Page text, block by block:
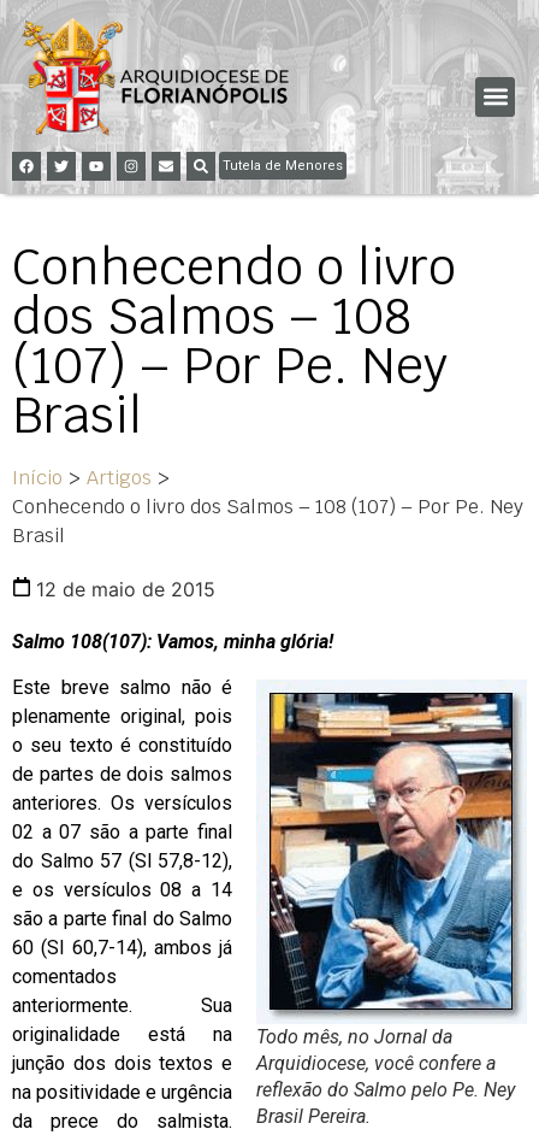
Tutela de Menores
Conhecendo o livro
dos Salmos – 108
(107) – Por Pe. Ney
Brasil
Início > Artigos >
Conhecendo o livro dos Salmos – 108 (107) – Por Pe. Ney
Brasil
12 de maio de 2015
Salmo 108(107): Vamos, minha glória!
Todo mês, no Jornal da
Arquidiocese, você confere a
reflexão do Salmo pelo Pe. Ney
Brasil Pereira.
Este breve salmo não é
plenamente original, pois
o seu texto é constituído
de partes de dois salmos
anteriores. Os versículos
02 a 07 são a parte final
do Salmo 57 (Sl 57,8-12),
e os versículos 08 a 14
são a parte final do Salmo
60 (Sl 60,7-14), ambos já
comentados
anteriormente. Sua
originalidade está na
junção dos dois textos e
na positividade e urgência
da prece do salmista.